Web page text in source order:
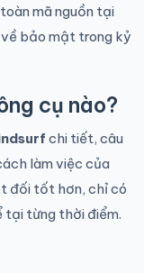
mã nguồn tại
bảo mật trong kỷ
cụ nào?
chi tiết, câu
làm việc của
đối tốt hơn, chỉ có
tại từng thời điểm.